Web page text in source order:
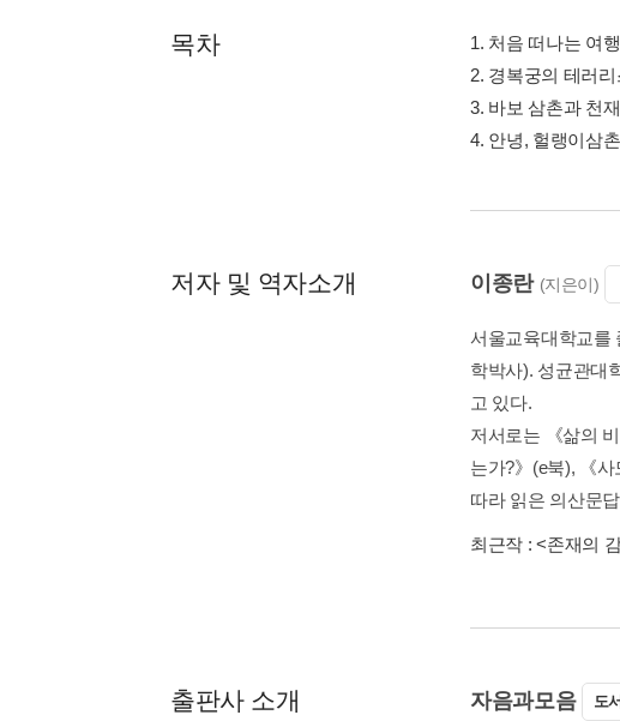
목차
1. 처음 떠나는 여
2. 경복궁의 테러
3. 바보 삼촌과 천
4. 안녕, 헐랭이삼
저자 및 역자소개 이종란 (지은이)
서울교육대학교를
학박사). 성균관대
고 있다.
저서로는 《삶의
는가?》(e북), 《
따라 읽은 의산문
최근작 :<존재의
출판사 소개 자음과모음 도